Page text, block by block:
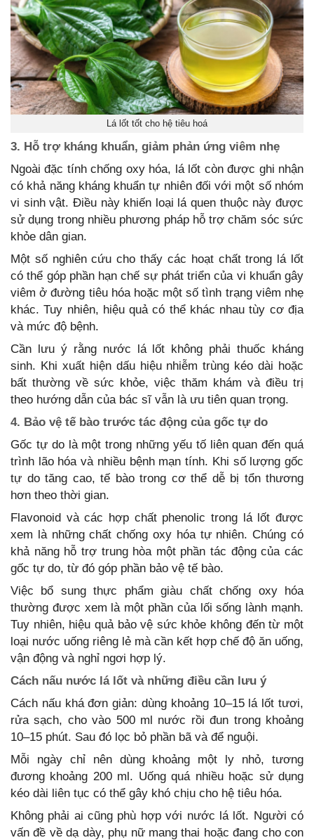
Lá lốt tốt cho hệ tiêu hoá
3. Hỗ trợ kháng khuẩn, giảm phản ứng viêm nhẹ
Ngoài đặc tính chống oxy hóa, lá lốt còn được ghi nhận
có khả năng kháng khuẩn tự nhiên đối với một số nhóm
vi sinh vật. Điều này khiến loại lá quen thuộc này được
sử dụng trong nhiều phương pháp hỗ trợ chăm sóc sức
khỏe dân gian.
Một số nghiên cứu cho thấy các hoạt chất trong lá lốt
có thể góp phần hạn chế sự phát triển của vi khuẩn gây
viêm ở đường tiêu hóa hoặc một số tình trạng viêm nhẹ
khác. Tuy nhiên, hiệu quả có thể khác nhau tùy cơ địa
và mức độ bệnh.
Cần lưu ý rằng nước lá lốt không phải thuốc kháng
sinh. Khi xuất hiện dấu hiệu nhiễm trùng kéo dài hoặc
bất thường về sức khỏe, việc thăm khám và điều trị
theo hướng dẫn của bác sĩ vẫn là ưu tiên quan trọng.
4. Bảo vệ tế bào trước tác động của gốc tự do
Gốc tự do là một trong những yếu tố liên quan đến quá
trình lão hóa và nhiều bệnh mạn tính. Khi số lượng gốc
tự do tăng cao, tế bào trong cơ thể dễ bị tổn thương
hơn theo thời gian.
Flavonoid và các hợp chất phenolic trong lá lốt được
xem là những chất chống oxy hóa tự nhiên. Chúng có
khả năng hỗ trợ trung hòa một phần tác động của các
gốc tự do, từ đó góp phần bảo vệ tế bào.
Việc bổ sung thực phẩm giàu chất chống oxy hóa
thường được xem là một phần của lối sống lành mạnh.
Tuy nhiên, hiệu quả bảo vệ sức khỏe không đến từ một
loại nước uống riêng lẻ mà cần kết hợp chế độ ăn uống,
vận động và nghỉ ngơi hợp lý.
Cách nấu nước lá lốt và những điều cần lưu ý
Cách nấu khá đơn giản: dùng khoảng 10–15 lá lốt tươi,
rửa sạch, cho vào 500 ml nước rồi đun trong khoảng
10–15 phút. Sau đó lọc bỏ phần bã và để nguội.
Mỗi ngày chỉ nên dùng khoảng một ly nhỏ, tương
đương khoảng 200 ml. Uống quá nhiều hoặc sử dụng
kéo dài liên tục có thể gây khó chịu cho hệ tiêu hóa.
Không phải ai cũng phù hợp với nước lá lốt. Người có
vấn đề về dạ dày, phụ nữ mang thai hoặc đang cho con